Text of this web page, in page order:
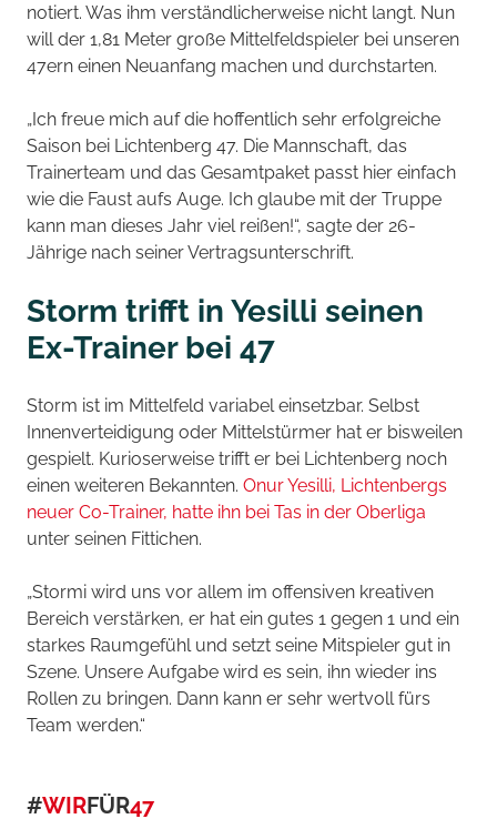
notiert. Was ihm verständlicherweise nicht langt. Nun
will der 1,81 Meter große Mittelfeldspieler bei unseren
47ern einen Neuanfang machen und durchstarten.
„Ich freue mich auf die hoffentlich sehr erfolgreiche
Saison bei Lichtenberg 47. Die Mannschaft, das
Trainerteam und das Gesamtpaket passt hier einfach
wie die Faust aufs Auge. Ich glaube mit der Truppe
kann man dieses Jahr viel reißen!“, sagte der 26-
Jährige nach seiner Vertragsunterschrift.
Storm trifft in Yesilli seinen
Ex-Trainer bei 47
Storm ist im Mittelfeld variabel einsetzbar. Selbst
Innenverteidigung oder Mittelstürmer hat er bisweilen
gespielt. Kurioserweise trifft er bei Lichtenberg noch
einen weiteren Bekannten. Onur Yesilli, Lichtenbergs
neuer Co-Trainer, hatte ihn bei Tas in der Oberliga
unter seinen Fittichen.
„Stormi wird uns vor allem im offensiven kreativen
Bereich verstärken, er hat ein gutes 1 gegen 1 und ein
starkes Raumgefühl und setzt seine Mitspieler gut in
Szene. Unsere Aufgabe wird es sein, ihn wieder ins
Rollen zu bringen. Dann kann er sehr wertvoll fürs
Team werden.“
#WIRFÜR47